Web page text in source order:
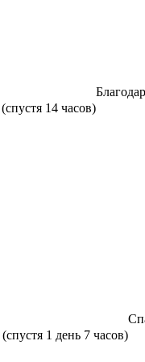
(спустя 14 часов)
(спустя 1 день 7 часов)